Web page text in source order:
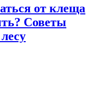
от клеща
Советы